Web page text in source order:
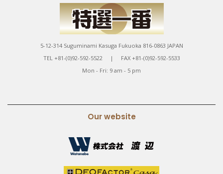
5-12-314 Suguminami Kasuga Fukuoka 816-0863 JAPAN
TEL +81-(0)92-592-5522 | FAX +81-(0)92-592-5533
Mon - Fri: 9 am - 5 pm
Our website